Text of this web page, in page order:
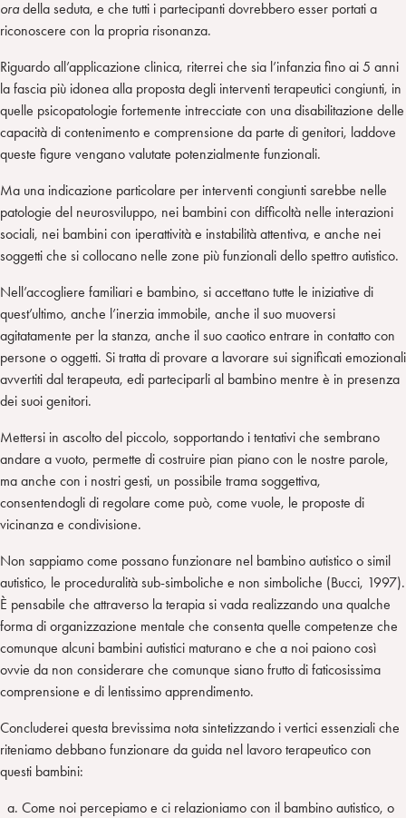
oradella seduta, e che tutti i partecipanti dovrebbero esser portati a
riconoscere con la propria risonanza.
Riguardo all’applicazione clinica, riterrei che sia l’infanzia fino ai 5 anni
la fascia più idonea alla proposta degli interventi terapeutici congiunti, in
quelle psicopatologie fortemente intrecciate con una disabilitazione delle
capacità di contenimento e comprensione da parte di genitori, laddove
queste figure vengano valutate potenzialmente funzionali.
Ma una indicazione particolare per interventi congiunti sarebbe nelle
patologie del neurosviluppo, nei bambini con difficoltà nelle interazioni
sociali, nei bambini con iperattività e instabilità attentiva, e anche nei
soggetti che si collocano nelle zone più funzionali dello spettro autistico.
Nell’accogliere familiari e bambino, si accettano tutte le iniziative di
quest’ultimo, anche l’inerzia immobile, anche il suo muoversi
agitatamente per la stanza, anche il suo caotico entrare in contatto con
persone o oggetti. Si tratta di provare a lavorare sui significati emozionali
avvertiti dal terapeuta, edi parteciparli al bambino mentre è in presenza
dei suoi genitori.
Mettersi in ascolto del piccolo, sopportando i tentativi che sembrano
andare a vuoto, permette di costruire pian piano con le nostre parole,
ma anche con i nostri gesti, un possibile trama soggettiva,
consentendogli di regolare come può, come vuole, le proposte di
vicinanza e condivisione.
Non sappiamo come possano funzionare nel bambino autistico o simil
autistico, le proceduralità sub-simboliche e non simboliche (Bucci, 1997).
È pensabile che attraverso la terapia si vada realizzando una qualche
forma di organizzazione mentale che consenta quelle competenze che
comunque alcuni bambini autistici maturano e che a noi paiono così
ovvie da non considerare che comunque siano frutto di faticosissima
comprensione e di lentissimo apprendimento.
Concluderei questa brevissima nota sintetizzando i vertici essenziali che
riteniamo debbano funzionare da guida nel lavoro terapeutico con
questi bambini:
Come noi percepiamo e ci relazioniamo con il bambino autistico, o